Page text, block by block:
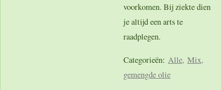
voorkomen. Bij ziekte dien
je altijd een arts te
raadplegen.
Categorieën: Alle, Mix,
gemengde olie